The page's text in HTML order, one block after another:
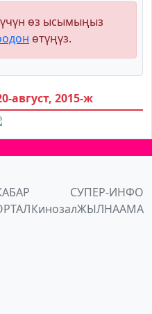
өз ысымыңыз
өтүңүз.
август, 2015-ж
СУПЕР-ИНФО
КинозалЖЫЛНААМА